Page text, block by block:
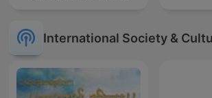
International Society &